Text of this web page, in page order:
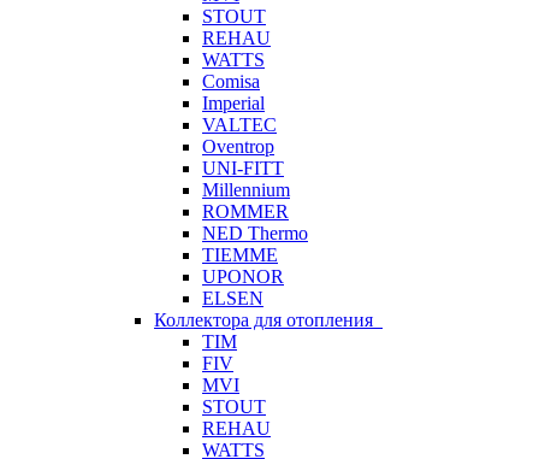
STOUT
REHAU
WATTS
Comisa
Imperial
VALTEC
Oventrop
UNI-FITT
Millennium
ROMMER
NED Thermo
TIEMME
UPONOR
ELSEN
Коллектора для отопления
TIM
FIV
MVI
STOUT
REHAU
WATTS